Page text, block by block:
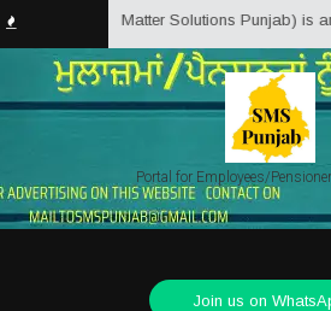
(Service Matter Solutions Punjab) is an
Portal for Employees/
Join us on